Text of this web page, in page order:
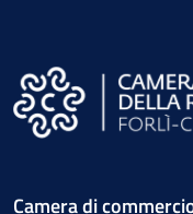
Camera di